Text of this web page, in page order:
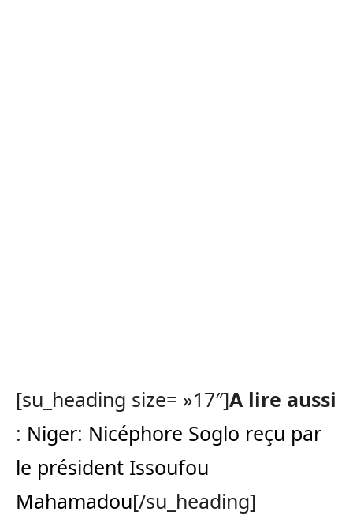
[su_heading size= »17″]A lire aussi
: Niger: Nicéphore Soglo reçu par
le président Issoufou
Mahamadou[/su_heading]